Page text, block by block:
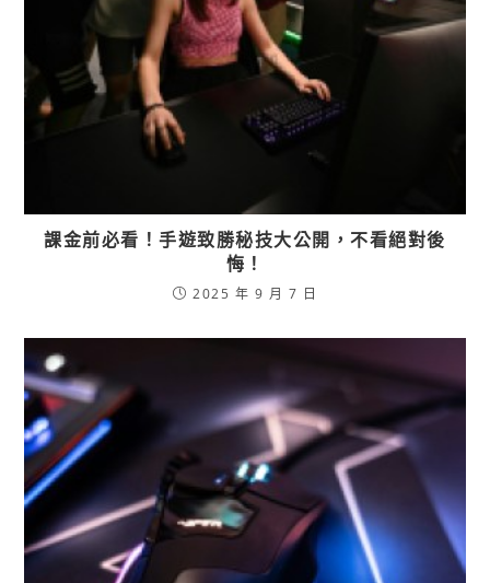
課金前必看！手遊致勝秘技大公開，不看絕對後
悔！
2025 年 9 月 7 日